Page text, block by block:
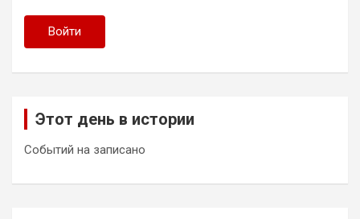
Войти
Этот день в истории
Событий на записано